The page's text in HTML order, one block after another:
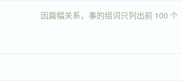
因篇幅关系，事的组词只列出前 100 个